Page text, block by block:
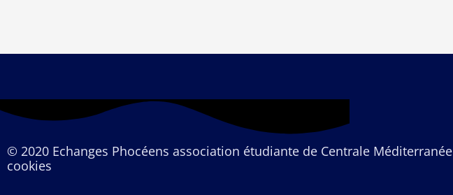
© 2020 Echanges Phocéens association étudiante de Centrale Méditerranée
cookies